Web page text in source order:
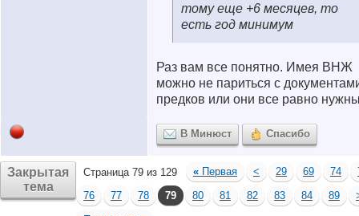
тому еще +6 месяцев, то
есть год минимум
Раз вам все понятно. Имея ВНЖ
можно не париться с
предков или они все равно
В Минюст Спасибо
Закрытая
тема
Страница 79 из 129 « Первая < 29 69 74
76
77 78 79 80 81 82 83 84 89